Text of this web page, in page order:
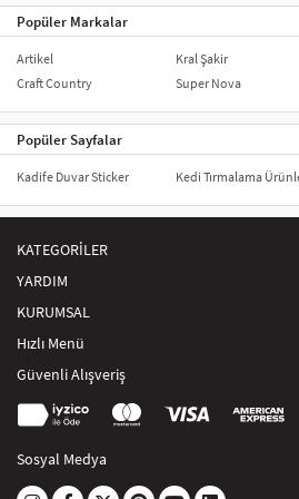
Popüler Markalar
Artikel
Craft Country
Kral Şakir
Super Nova
Popüler Sayfalar
Kadife Duvar Sticker Kedi Tırmalama
KATEGORİLER
YARDIM
KURUMSAL
Hızlı Menü
Güvenli Alışveriş
Sosyal Medya